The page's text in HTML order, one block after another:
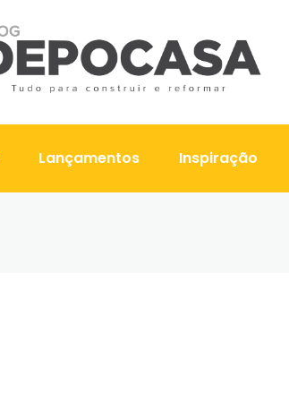
Lançamentos Inspiração